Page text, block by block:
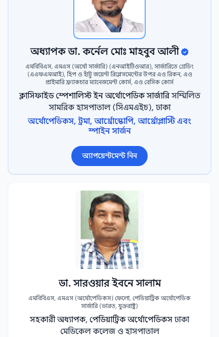
অধ্যাপক ডা. কর্নেল মোঃ মাহবুব আলী
এমবিবিএস, এমএস (অর্থো সার্জারি) (এনআইটিওআর), সার্জারিতে গ্রেডিং
(এএফএমআই), হিপ ও হাঁটু জয়েন্ট রিপ্লেসমেন্টের উপর এও রিকন, এও
প্রাইমারি ফ্র্যাকচার ম্যানেজমেন্ট কোর্স, এও বেসিক কোর্স
ক্লাসিফাইড স্পেশালিস্ট ইন অর্থোপেডিক সার্জারি সম্মিলিত
সামরিক হাসপাতাল (সিএমএইচ), ঢাকা
অর্থোপেডিকস, ট্রমা, আর্থ্রোস্কোপি, আর্থ্রোপ্লাস্টি এবং
স্পাইন সার্জন
অ্যাপয়েন্টমেন্ট নিন
ডা. সারওয়ার ইবনে সালাম
এমবিবিএস, এমএস (অর্থোপেডিকস) ফেলো, পেডিয়াট্রিক অর্থোপেডিক
সার্জারি (ভারত, যুক্তরাষ্ট্র)
সহকারী অধ্যাপক, পেডিয়াট্রিক অর্থোপেডিকস ঢাকা
মেডিকেল কলেজ ও হাসপাতাল